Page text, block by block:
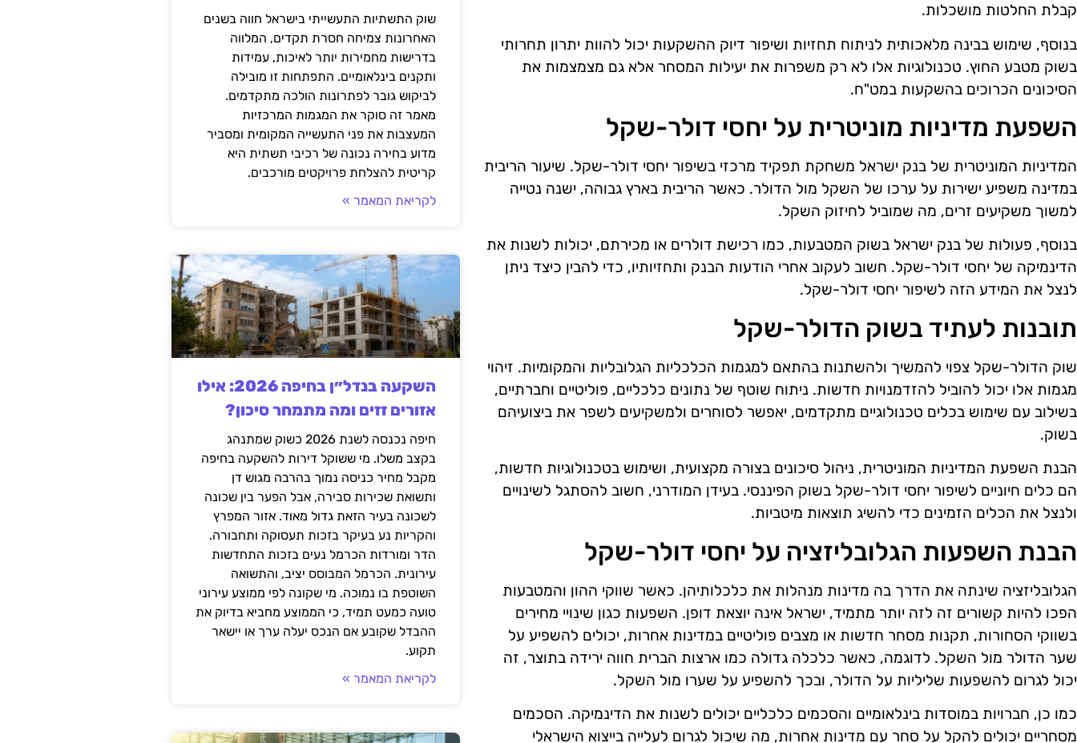
קבלת החלטות מושכלות.
בנוסף, שימוש בבינה מלאכותית לניתוח תחזיות ושיפור דיוק ההשקעות יכול להוות יתרון תחרותי
בשוק מטבע החוץ. טכנולוגיות אלו לא רק משפרות את יעילות המסחר אלא גם מצמצמות את
הסיכונים הכרוכים בהשקעות במט"ח.
השפעת מדיניות מוניטרית על יחסי דולר-שקל
המדיניות המוניטרית של בנק ישראל משחקת תפקיד מרכזי בשיפור יחסי דולר-שקל. שיעור הריבית
במדינה משפיע ישירות על ערכו של השקל מול הדולר. כאשר הריבית בארץ גבוהה, ישנה נטייה
למשוך משקיעים זרים, מה שמוביל לחיזוק השקל.
בנוסף, פעולות של בנק ישראל בשוק המטבעות, כמו רכישת דולרים או מכירתם, יכולות לשנות את
הדינמיקה של יחסי דולר-שקל. חשוב לעקוב אחרי הודעות הבנק ותחזיותיו, כדי להבין כיצד ניתן
לנצל את המידע הזה לשיפור יחסי דולר-שקל.
תובנות לעתיד בשוק הדולר-שקל
שוק הדולר-שקל צפוי להמשיך ולהשתנות בהתאם למגמות הכלכליות הגלובליות והמקומיות. זיהוי
מגמות אלו יכול להוביל להזדמנויות חדשות. ניתוח שוטף של נתונים כלכליים, פוליטיים וחברתיים,
בשילוב עם שימוש בכלים טכנולוגיים מתקדמים, יאפשר לסוחרים ולמשקיעים לשפר את ביצועיהם
בשוק.
הבנת השפעת המדיניות המוניטרית, ניהול סיכונים בצורה מקצועית, ושימוש בטכנולוגיות חדשות,
הם כלים חיוניים לשיפור יחסי דולר-שקל בשוק הפיננסי. בעידן המודרני, חשוב להסתגל לשינויים
ולנצל את הכלים הזמינים כדי להשיג תוצאות מיטביות.
הבנת השפעות הגלובליזציה על יחסי דולר-שקל
הגלובליזציה שינתה את הדרך בה מדינות מנהלות את כלכלותיהן. כאשר שווקי ההון והמטבעות
הפכו להיות קשורים זה לזה יותר מתמיד, ישראל אינה יוצאת דופן. השפעות כגון שינויי מחירים
בשווקי הסחורות, תקנות מסחר חדשות או מצבים פוליטיים במדינות אחרות, יכולים להשפיע על
שער הדולר מול השקל. לדוגמה, כאשר כלכלה גדולה כמו ארצות הברית חווה ירידה בתוצר, זה
יכול לגרום להשפעות שליליות על הדולר, ובכך להשפיע על שערו מול השקל.
כמו כן, חברויות במוסדות בינלאומיים והסכמים כלכליים יכולים לשנות את הדינמיקה. הסכמים
מסחריים יכולים להקל על סחר עם מדינות אחרות, מה שיכול לגרום לעלייה בייצוא הישראלי
שוק התשתיות התעשייתי בישראל חווה בשנים
האחרונות צמיחה חסרת תקדים, המלווה
בדרישות מחמירות יותר לאיכות, עמידות
ותקנים בינלאומיים. התפתחות זו מובילה
לביקוש גובר לפתרונות הולכה מתקדמים.
מאמר זה סוקר את המגמות המרכזיות
המעצבות את פני התעשייה המקומית ומסביר
מדוע בחירה נכונה של רכיבי תשתית היא
קריטית להצלחת פרויקטים מורכבים.
לקריאת המאמר »
השקעה בנדל״ן בחיפה 2026: אילו
אזורים זזים ומה מתמחר סיכון?
חיפה נכנסה לשנת 2026 כשוק שמתנהג
בקצב משלו. מי ששוקל דירות להשקעה בחיפה
מקבל מחיר כניסה נמוך בהרבה מגוש דן
ותשואת שכירות סבירה, אבל הפער בין שכונה
לשכונה בעיר הזאת גדול מאוד. אזור המפרץ
והקריות נע בעיקר בזכות תעסוקה ותחבורה.
הדר ומורדות הכרמל נעים בזכות התחדשות
עירונית. הכרמל המבוסס יציב, והתשואה
השוטפת בו נמוכה. מי שקונה לפי ממוצע עירוני
טועה כמעט תמיד, כי הממוצע מחביא בדיוק את
ההבדל שקובע אם הנכס יעלה ערך או יישאר
תקוע.
לקריאת המאמר »